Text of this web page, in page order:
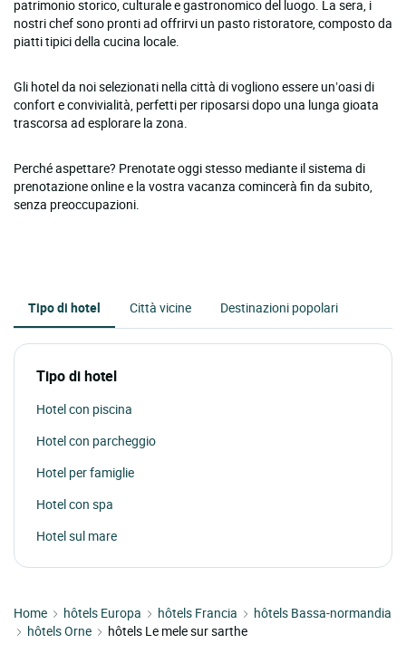
patrimonio storico, culturale e gastronomico del luogo. La sera, i
nostri chef sono pronti ad offrirvi un pasto ristoratore, composto da
piatti tipici della cucina locale.
Gli hotel da noi selezionati nella città di vogliono essere un’oasi di
confort e convivialità, perfetti per riposarsi dopo una lunga gioata
trascorsa ad esplorare la zona.
Perché aspettare? Prenotate oggi stesso mediante il sistema di
prenotazione online e la vostra vacanza comincerà fin da subito,
senza preoccupazioni.
Tipo di hotel Città vicine Destinazioni popolari
Tipo di hotel
Hotel con piscina
Hotel con parcheggio
Hotel per famiglie
Hotel con spa
Hotel sul mare
Home hôtels Europa hôtels Francia
hôtels Bassa-normandia
hôtels Orne
hôtels Le mele sur sarthe